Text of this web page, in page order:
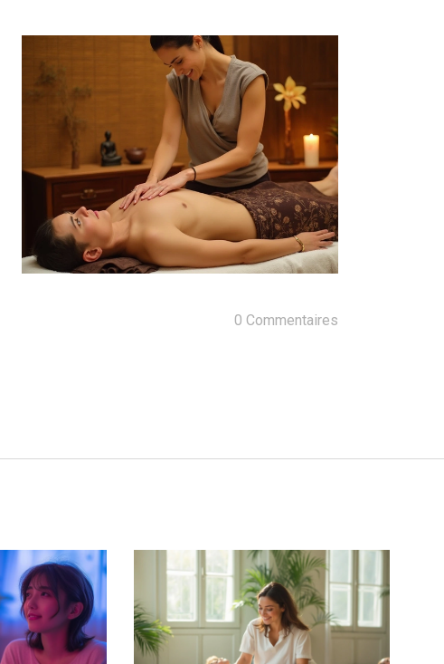
0 Commentaires